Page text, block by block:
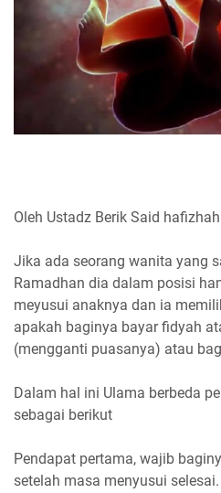
Oleh Ustadz Berik Said
Jika ada seorang wanita yang
Ramadhan dia dalam posisi
meyusui anaknya dan ia
apakah baginya bayar fidyah
(mengganti puasanya) atau
Dalam hal ini Ulama berbeda
sebagai berikut
Pendapat pertama, wajib
setelah masa menyusui